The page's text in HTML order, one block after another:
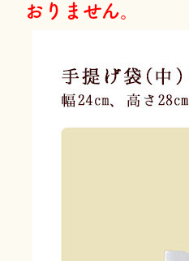
おりません。